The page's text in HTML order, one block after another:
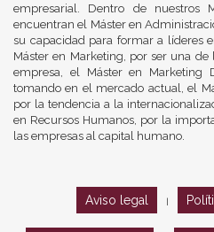
empresarial. Dentro de nuestros
encuentran el Máster en
su capacidad para formar a líderes
Máster en Marketing, por ser una
empresa, el Máster en Marketing
tomando en el mercado actual, el
por la tendencia a la
en Recursos Humanos, por la
las empresas al capital humano.
Aviso legal